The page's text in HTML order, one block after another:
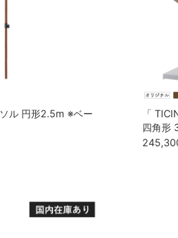
ソル 円形2.5m ※ベー
「
四角形
（カバ